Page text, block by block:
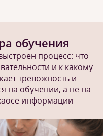
обучения
процесс: что
и к какому
тревожность и
на обучении, а не на
информации